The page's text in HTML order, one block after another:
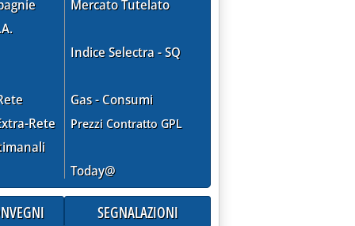
Rete
Mercato Tutelato
Indice Selectra - SQ
Gas - Consumi
Prezzi Contratto GPL
Today@
SEGNALAZIONI